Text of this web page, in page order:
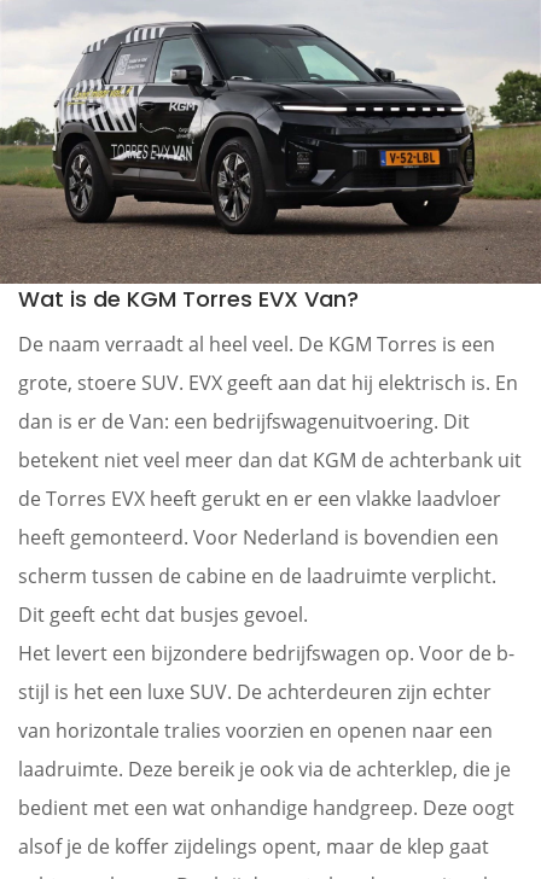
Wat is de KGM Torres EVX Van?
De naam verraadt al heel veel. De KGM Torres is een
grote, stoere SUV. EVX geeft aan dat hij elektrisch is. En
dan is er de Van: een bedrijfswagenuitvoering. Dit
betekent niet veel meer dan dat KGM de achterbank uit
de Torres EVX heeft gerukt en er een vlakke laadvloer
heeft gemonteerd. Voor Nederland is bovendien een
scherm tussen de cabine en de laadruimte verplicht.
Dit geeft echt dat busjes gevoel.
Het levert een bijzondere bedrijfswagen op. Voor de b-
stijl is het een luxe SUV. De achterdeuren zijn echter
van horizontale tralies voorzien en openen naar een
laadruimte. Deze bereik je ook via de achterklep, die je
bedient met een wat onhandige handgreep. Deze oogt
alsof je de koffer zijdelings opent, maar de klep gaat